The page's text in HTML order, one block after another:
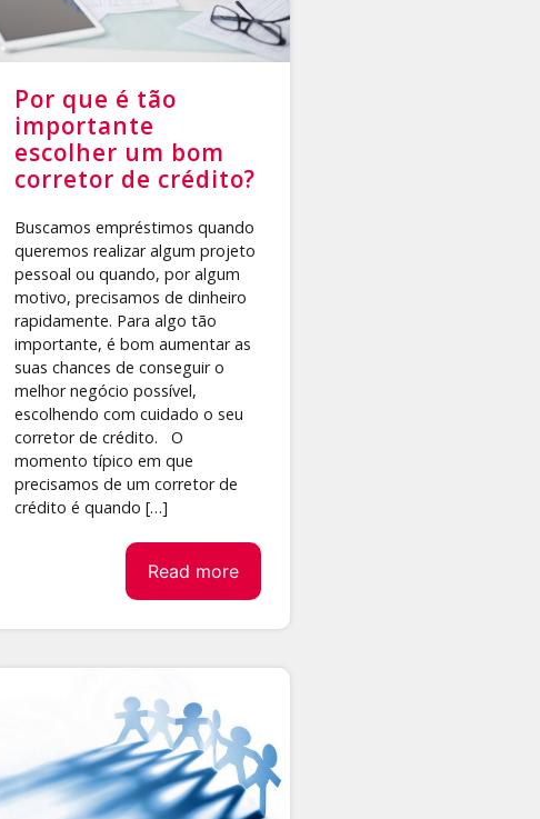
Por que é tão
importante
escolher um bom
corretor de crédito?
Buscamos empréstimos quando
queremos realizar algum projeto
pessoal ou quando, por algum
motivo, precisamos de dinheiro
rapidamente. Para algo tão
importante, é bom aumentar as
suas chances de conseguir o
melhor negócio possível,
escolhendo com cuidado o seu
corretor de crédito. O
momento típico em que
precisamos de um corretor de
crédito é quando […]
Read more